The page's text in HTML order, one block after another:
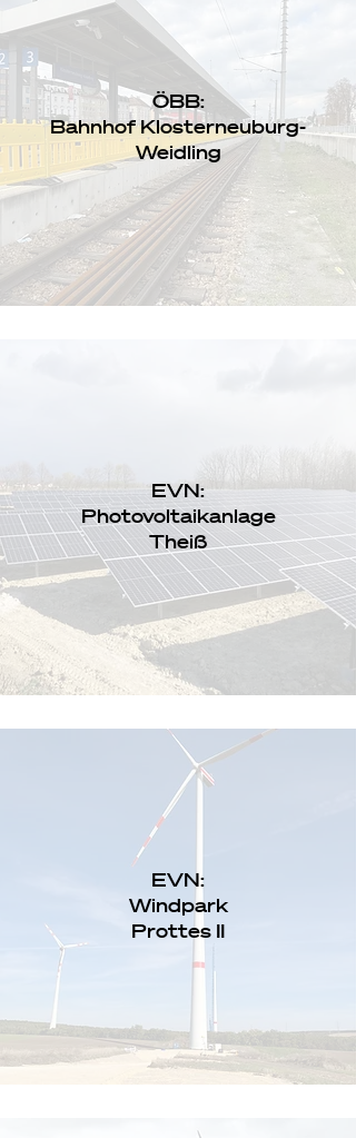
ÖBB:
Bahnhof Klosterneuburg-
Weidling
EVN:
Photovoltaikanlage
Theiß
EVN:
Windpark
Prottes II